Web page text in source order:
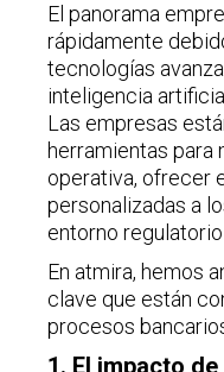
El panorama
rápidamente
tecnologías
inteligencia
Las empresas
herramientas para
operativa, ofrecer
personalizadas a
entorno
En atmira, hemos
clave que están
procesos